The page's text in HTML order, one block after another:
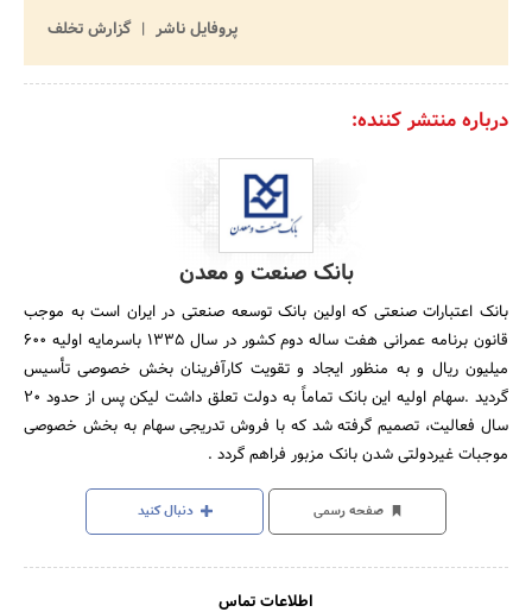
پروفایل ناشر
گزارش تخلف
درباره منتشر کننده:
بانک صنعت و معدن
بانک اعتبارات صنعتی که اولین بانک توسعه صنعتی در ایران است به موجب
قانون برنامه عمرانی هفت ساله دوم کشور در سال 1335 باسرمایه اولیه 600
میلیون ریال و به منظور ایجاد و تقویت کارآفرینان بخش خصوصی تأسیس
گردید .سهام اولیه این بانک تماماً به دولت تعلق داشت لیکن پس از حدود 20
سال فعالیت، تصمیم گرفته شد که با فروش تدریجی سهام به بخش خصوصی
موجبات غیردولتی شدن بانک مزبور فراهم گردد .
صفحه رسمی دنبال کنید
اطلاعات تماس